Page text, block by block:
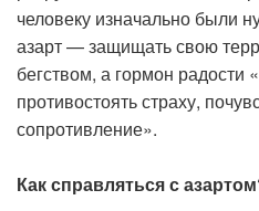
человеку изначально были
азарт — защищать свою
бегством, а гормон радости
противостоять страху,
сопротивление».
Как справляться с